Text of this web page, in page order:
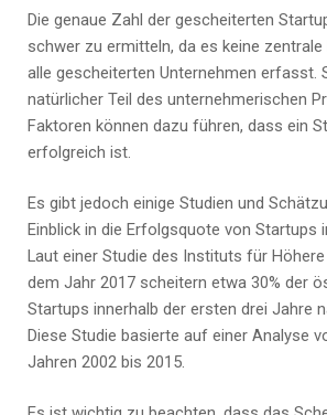
Die genaue Zahl der gescheiterten
schwer zu ermitteln, da es keine zentrale
alle gescheiterten Unternehmen erfasst.
natürlicher Teil des unternehmerischen
Faktoren können dazu führen, dass ein
erfolgreich ist.
Es gibt jedoch einige Studien und
Einblick in die Erfolgsquote von Startups
Laut einer Studie des Instituts für
dem Jahr 2017 scheitern etwa 30% der
Startups innerhalb der ersten drei Jahre
Diese Studie basierte auf einer Analyse
Jahren 2002 bis 2015.